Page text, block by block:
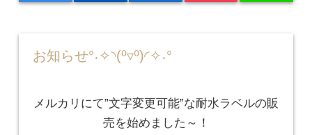
お知らせ°˖✧◝(⁰▿⁰)◜✧˖°
メルカリにて”文字変更可能”な耐水ラベルの販
売を始めました～！